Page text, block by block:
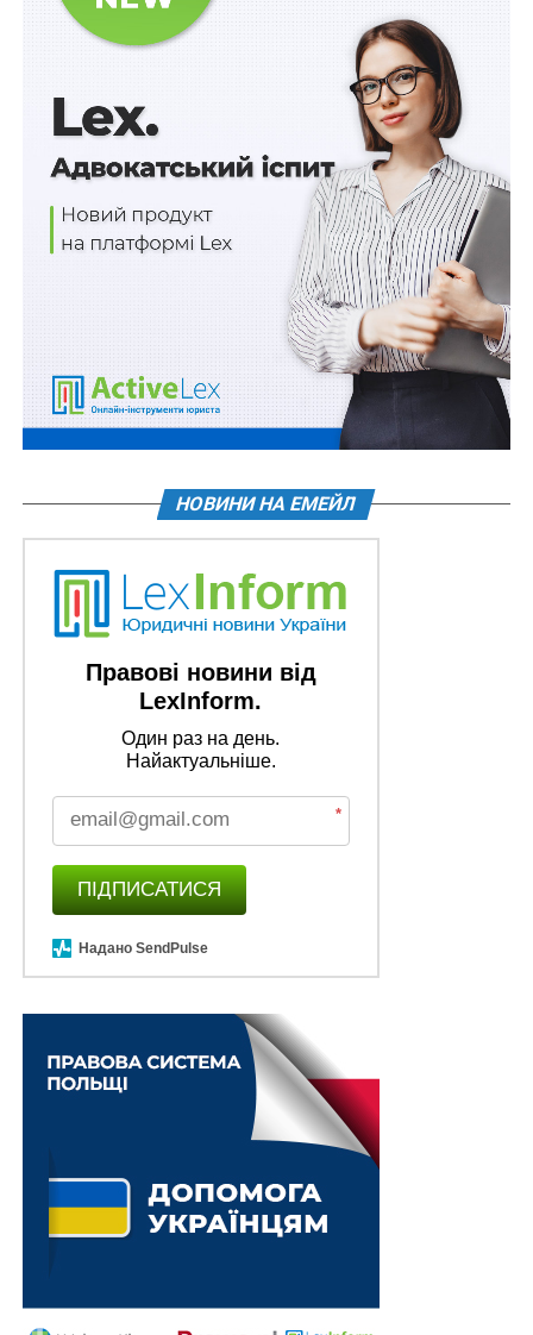
Понад 100 млн грн на зарядні станції для дітей
ПОВ'ЯЗАНІ ТЕМИ:
НАСТУПНА
Водіїв поділять на 2 групи для проходження
медичного обстеження та огляду
НЕ ПРОПУСТІТЬ
Три випадки оцінювання стану задоволення
НОВИНИ НА ЕМЕЙЛ
Правові новини від
LexInform.
Один раз на день.
Найактуальніше.
*
ПІДПИСАТИСЯ
Надано SendPulse